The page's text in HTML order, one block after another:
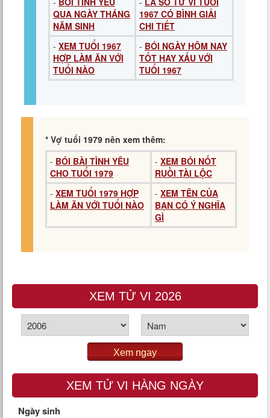
QUA NGÀY THÁNG
NĂM SINH
1967 CÓ BÌNH GIẢI
CHI TIẾT
- XEM TUỔI 1967
HỢP LÀM ĂN VỚI
TUỔI NÀO
- BÓI NGÀY HÔM NAY
TỐT HAY XẤU VỚI
TUỔI 1967
* Vợ tuổi 1979 nên xem thêm:
- BÓI BÀI TÌNH YÊU
CHO TUỔI 1979
- XEM BÓI NỐT
RUỒI TÀI LỘC
- XEM TUỔI 1979 HỢP
LÀM ĂN VỚI TUỔI NÀO
- XEM TÊN CỦA
BẠN CÓ Ý NGHĨA
GÌ
XEM TỬ VI 2026
Xem ngay
XEM TỬ VI HÀNG NGÀY
Ngày sinh